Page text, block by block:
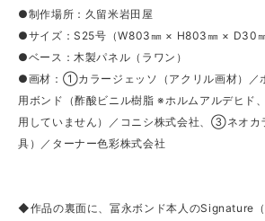
●制作場所：久留米岩田屋
●サイズ：S25号（W803㎜ × H803㎜ × D30㎜
●ベース：木製パネル（ラワン）
●画材：①カラージェッソ（アクリル画材）
用ボンド（酢酸ビニル樹脂 ※ホルムアルデヒド
用していません）／コニシ株式会社、③ネオカ
具）／ターナー色彩株式会社
◆作品の裏面に、冨永ボンド本人のSignature